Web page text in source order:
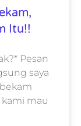
Itu!!
Pesan
saya
kami mau